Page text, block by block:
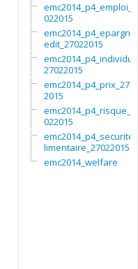
emc2014_p4_emploi_27
022015
emc2014_p4_epargnecr
edit_27022015
emc2014_p4_individu_
27022015
emc2014_p4_prix_2702
2015
emc2014_p4_risque_27
022015
emc2014_p4_securitea
limentaire_27022015
emc2014_welfare